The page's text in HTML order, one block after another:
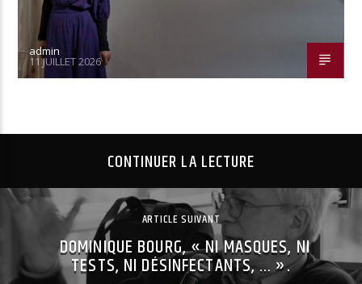
admin
11 JUILLET 2026
CONTINUER LA LECTURE
ARTICLE SUIVANT
DOMINIQUE BOURG, « NI MASQUES, NI
TESTS, NI DÉSINFECTANTS, … ».